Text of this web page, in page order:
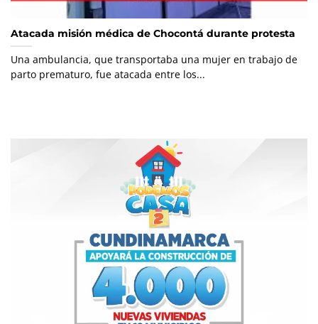
Atacada misión médica de Chocontá durante protesta
Una ambulancia, que transportaba una mujer en trabajo de
parto prematuro, fue atacada entre los...